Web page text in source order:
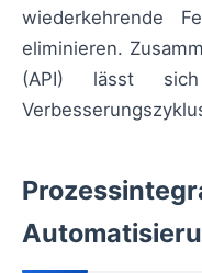
wiederkehrende
eliminieren.
(API) lässt